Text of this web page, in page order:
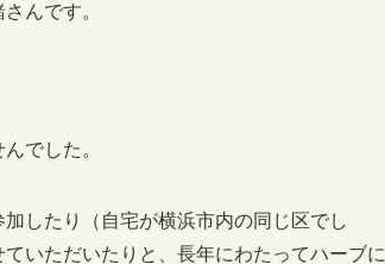
んです。
でした。
したり（自宅が横浜市内の同じ区でし
いただいたりと、長年にわたってハーブに